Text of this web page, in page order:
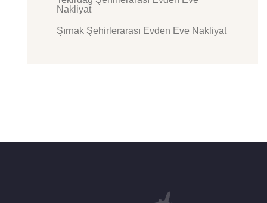
Nakliyat
Şırnak Şehirlerarası Evden Eve Nakliyat